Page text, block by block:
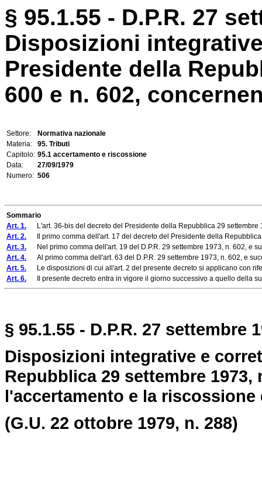
§ 95.1.55 - D.P.R. 27
Disposizioni
Presidente della
600 e n. 602,
Settore:
Normativa nazionale
Materia:
95. Tributi
Capitolo: 95.1 accertamento e riscossione
Data:
27/09/1979
Numero: 506
Sommario
Art. 1. L'art. 36-bis del decreto del Presidente della Repubblica 29 settembre
Art. 2. Il primo comma dell'art. 17 del decreto del Presidente della
Art. 3. Nel primo comma dell'art. 19 del D.P.R. 29 settembre 1973, n. 602, e
Art. 4. Al primo comma dell'art. 63 del D.P.R. 29 settembre 1973, n. 602, e
Art. 5. Le disposizioni di cui all'art. 2 del presente decreto si applicano con
Art. 6. Il presente decreto entra in vigore il giorno successivo a quello della
§ 95.1.55 - D.P.R. 27 settembre
Disposizioni integrative e
Repubblica 29 settembre 1973,
l'accertamento e la
(G.U. 22 ottobre 1979, n. 288)